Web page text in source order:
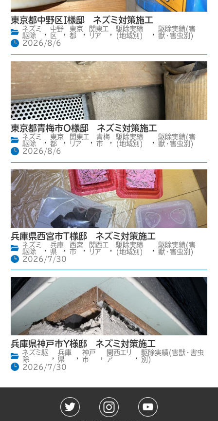
東京都中野区I様邸 ネズミ対策施工
ネズミ
駆除
,
中野
区
,
東京
都
,
関東エ
リア
,
駆除実績
(地域別)
,
駆除実績(害
獣・害虫別)
2026/8/6
東京都青梅市O様邸 ネズミ対策施工
ネズミ
駆除
東京
都
関東エ
リア
青梅
市
駆除実績
(地域別)
駆除実績(害
獣・害虫別)
2026/8/6
兵庫県西宮市T様邸 ネズミ対策施工
ネズミ
駆除
兵庫
県
,
西宮
市
関西エ
リア
駆除実績
(地域別)
駆除実績(害
獣・害虫別)
2026/7/30
兵庫県神戸市Y様邸 ネズミ対策施工
ネズミ駆
除
,
兵庫
県
,
神戸
市
,
関西エリ
ア
,
駆除実績(害獣・害虫
別)
2026/7/30